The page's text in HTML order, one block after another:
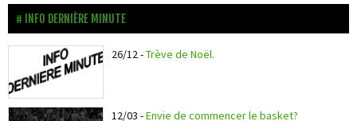
INFO DERNIÈRE MINUTE
26/12-Trève de Noël.
12/03 -Envie de commencer le basket?